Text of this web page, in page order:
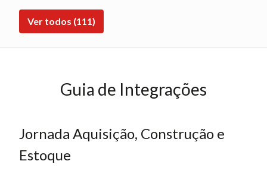
Ver todos (111)
Guia de Integrações
Jornada Aquisição, Construção e
Estoque